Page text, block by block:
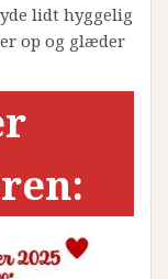
lidt hyggelig
op og glæder